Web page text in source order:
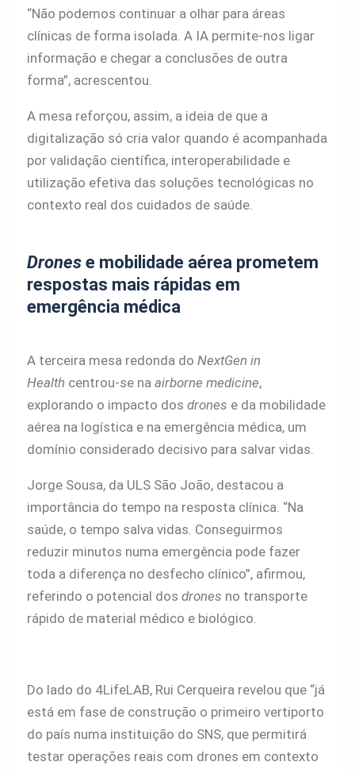
“Não podemos continuar a olhar para áreas
clínicas de forma isolada. A IA permite-nos ligar
informação e chegar a conclusões de outra
forma”, acrescentou.
A mesa reforçou, assim, a ideia de que a
digitalização só cria valor quando é acompanhada
por validação científica, interoperabilidade e
utilização efetiva das soluções tecnológicas no
contexto real dos cuidados de saúde.
Dronese mobilidade aérea prometem
respostas mais rápidas em
emergência médica
A terceira mesa redonda doNextGen in
Health centrou-se na airborne medicine,
explorando o impacto dosdrones e da mobilidade
aérea na logística e na emergência médica, um
domínio considerado decisivo para salvar vidas.
Jorge Sousa, da ULS São João, destacou a
importância do tempo na resposta clínica. “Na
saúde, o tempo salva vidas. Conseguirmos
reduzir minutos numa emergência pode fazer
toda a diferença no desfecho clínico”, afirmou,
referindo o potencial dosdrones no transporte
rápido de material médico e biológico.
Do lado do 4LifeLAB, Rui Cerqueira revelou que “já
está em fase de construção o primeiro vertiporto
do país numa instituição do SNS, que permitirá
testar operações reais com drones em contexto